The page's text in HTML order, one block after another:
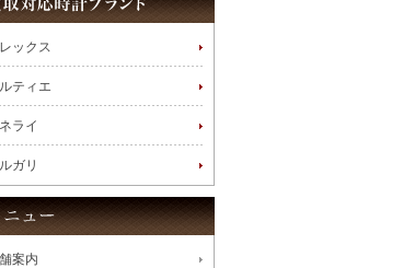
ックス
ティエ
ライ
ガリ
案内